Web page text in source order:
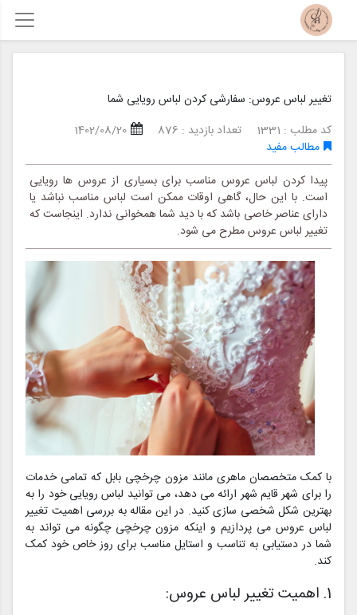
تغییر لباس عروس: سفارشی کردن لباس رویایی شما
کد مطلب : 1331
تعداد بازدید : 876
1402/08/20
مطالب مفید
پیدا کردن لباس عروس مناسب برای بسیاری از عروس ها رویایی
است. با این حال، گاهی اوقات ممکن است لباس مناسب نباشد یا
دارای عناصر خاصی باشد که با دید شما همخوانی ندارد. اینجاست که
تغییر لباس عروس مطرح می شود.
با کمک متخصصان ماهری مانند مزون چرخچی بابل که تمامی خدمات
را برای شهر قایم شهر ارائه می دهد، می توانید لباس رویایی خود را به
بهترین شکل شخصی سازی کنید. در این مقاله به بررسی اهمیت تغییر
لباس عروس می پردازیم و اینکه مزون چرخچی چگونه می تواند به
شما در دستیابی به تناسب و استایل مناسب برای روز خاص خود کمک
کند.
1. اهمیت تغییر لباس عروس: